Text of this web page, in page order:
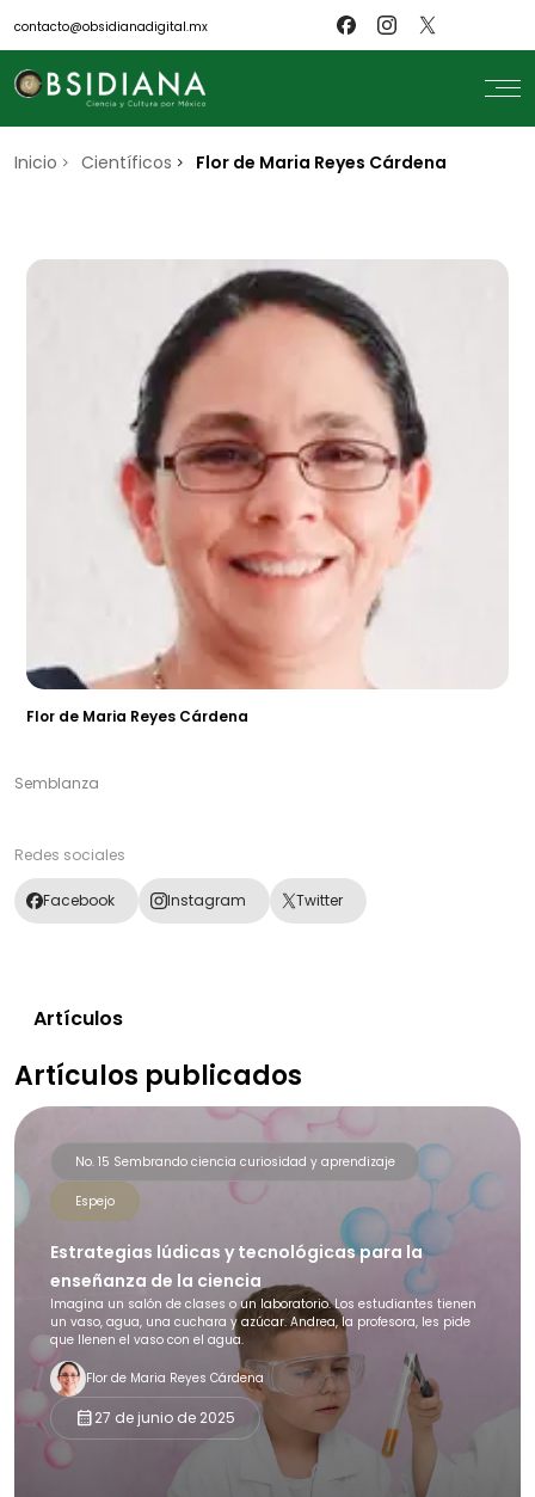
contacto@obsidianadigital.mx
search
Científicos
Inicio Científicos Flor de Maria Reyes Cárdena
Flor de Maria Reyes Cárdena
Semblanza
Redes sociales
Facebook Instagram Twitter
Artículos
Artículos publicados
No. 15 Sembrando ciencia curiosidad y aprendizaje
Espejo
Estrategias lúdicas y tecnológicas para la
enseñanza de la ciencia
Imagina un salón de clases o un laboratorio. Los estudiantes tienen
un vaso, agua, una cuchara y azúcar. Andrea, la profesora, les pide
que llenen el vaso con el agua.
Flor de Maria Reyes Cárdena
calendar_month27 de junio de 2025